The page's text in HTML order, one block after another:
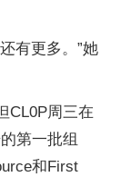
有更多。”她
CL0P周三在
第一批组
和First